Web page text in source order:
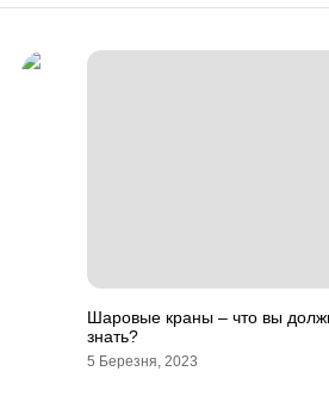
Шаровые краны – что вы
знать?
5 Березня, 2023